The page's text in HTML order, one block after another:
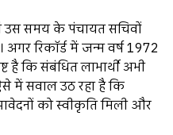
उस समय के पंचायत सचिवों
अगर रिकॉर्ड में जन्म वर्ष 1972
है कि संबंधित लाभार्थी अभी
में सवाल उठ रहा है कि
को स्वीकृति मिली और